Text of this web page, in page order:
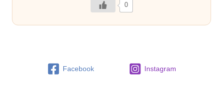
0
Facebook Instagram